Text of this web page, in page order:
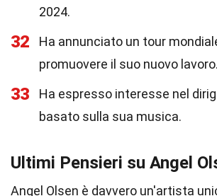
2024.
32
Ha annunciato un tour
promuovere il suo nuovo lavoro.
33
Ha espresso interesse nel
basato sulla sua musica.
Ultimi Pensieri su Angel
Angel Olsen è davvero un'artista